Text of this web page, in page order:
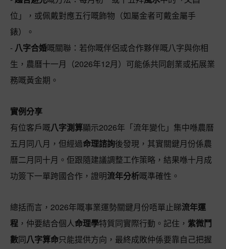
位」，或佩戴對應五行嘅飾物（如屬金者可戴金屬手
錶）。
- 八字合婚嘅關聯：若你嘅伴侶或合作夥伴嘅八字與你相
生，農曆十一月（2026年12月）可能係共同創業或拓展業
務嘅黃金期。
實例分享
有位客戶嘅八字測算顯示2026年「流年變化」集中喺農曆
五月同八月，但經過命理諮詢後發現，其實關鍵月份係農
曆二月同十月。佢跟隨建議調整工作策略，結果喺十月成
功簽下一單跨國合作，證明流年分析嘅準確性。
總括而言，2026年嘅事業運勢關鍵月份唔單止睇流年運
程 ，仲要結合個人命理學特質同實際行動。記住， 紫微鬥
數同八字算命只能提供方向，最終成敗仲係要靠自己把握